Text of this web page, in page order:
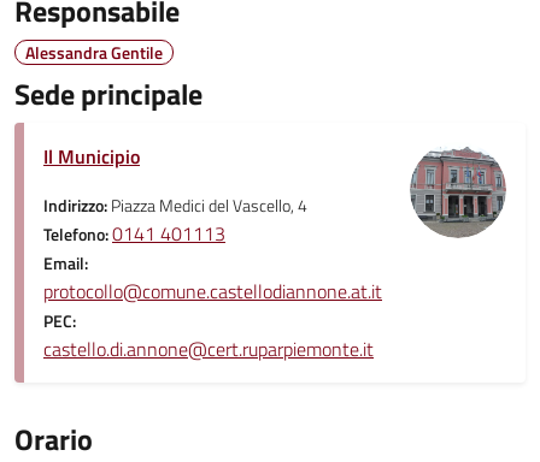
Responsabile
Alessandra Gentile
Sede principale
Il Municipio
Indirizzo:Piazza Medici del Vascello, 4
Telefono:0141 401113
Email:
protocollo@comune.castellodiannone.at.it
PEC:
castello.di.annone@cert.ruparpiemonte.it
Orario